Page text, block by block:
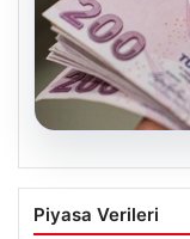
05.08.2026
2026
İkramiyeleri
Piyasa Verileri